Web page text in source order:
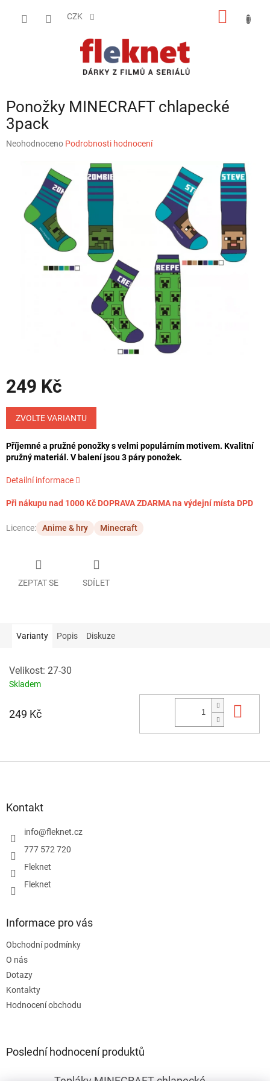
CZK
Ponožky MINECRAFT chlapecké
3pack
Průměrné
hvězdiček.
Neohodnoceno Podrobnosti hodnocení
249 Kč
Měrná
cena:
ZVOLTE VARIANTU
Příjemné a pružné ponožky s velmi populárním motivem. Kvalitní
pružný materiál. V balení jsou 3 páry ponožek.
Detailní informace
Při nákupu nad 1000 Kč DOPRAVA ZDARMA na výdejní místa DPD
Licence: Anime & hry Minecraft
ZEPTAT SE SDÍLET
Varianty Popis Diskuze
Velikost: 27-30
Skladem
249 Kč
Kontakt
info@fleknet.cz
777 572 720
Fleknet
Fleknet
Informace pro vás
Obchodní podmínky
O nás
Dotazy
Kontakty
Hodnocení obchodu
Poslední hodnocení produktů